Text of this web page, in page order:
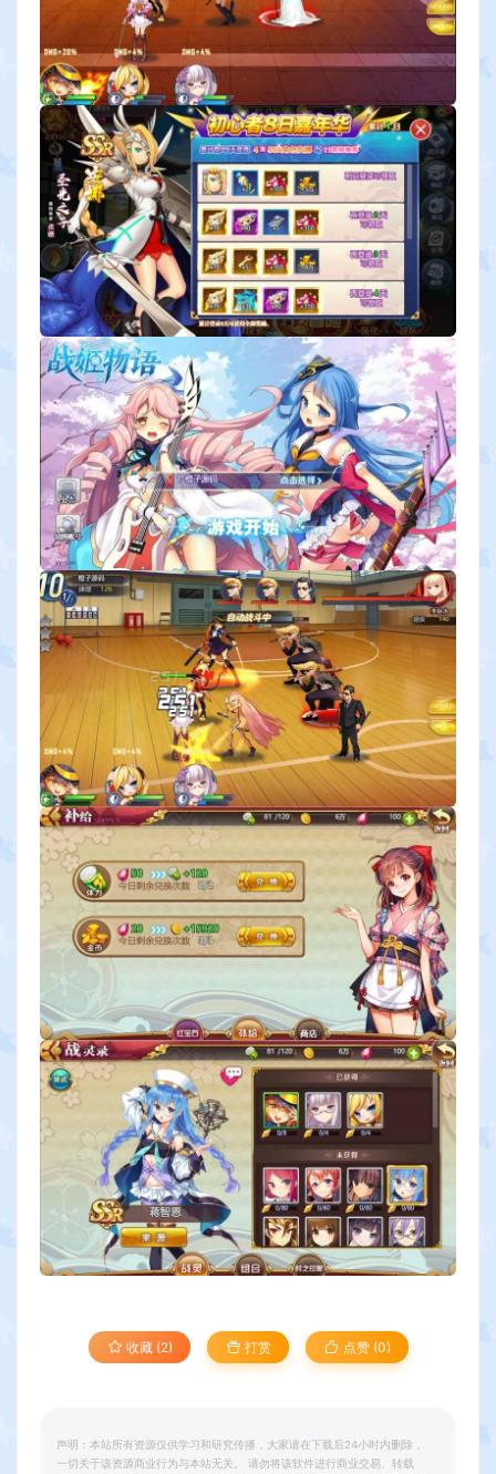
收藏 (2) 打赏 点赞 (0)
声明：本站所有资源仅供学习和研究传播，大家请在下载后24小时内删除，
一切关于该资源商业行为与本站无关。 请勿将该软件进行商业交易、转载